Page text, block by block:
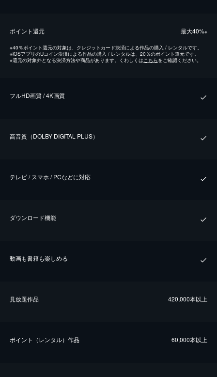
ポイント還元 最⼤40%※
※40％ポイント還元の対象は、クレジットカード決済による作品の購入 / レンタルです。
※iOSアプリのUコイン決済による作品の購入 / レンタルは、20％のポイント還元です。
※還元の対象外となる決済方法や商品があります。くわしくはこちらをご確認ください。
フルHD画質 / 4K画質
⾼⾳質（DOLBY DIGITAL PLUS）
テレビ / スマホ / PCなどに対応
ダウンロード機能
動画も書籍も楽しめる
⾒放題作品 420,000本以上
ポイント（レンタル）作品 60,000本以上